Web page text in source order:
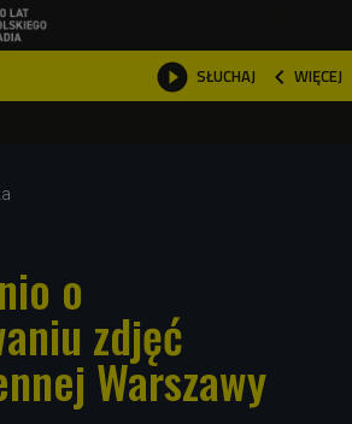
 SŁUCHAJ  WIĘCEJ

o
zdjęć
Warszawy